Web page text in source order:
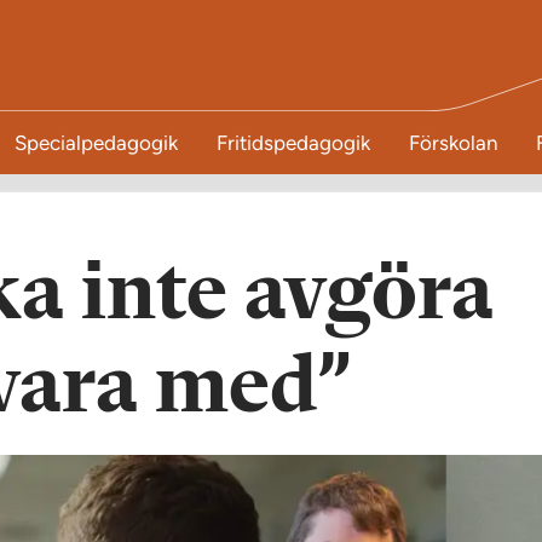
Specialpedagogik Fritidspedagogik Förskolan
inte avgöra
med”